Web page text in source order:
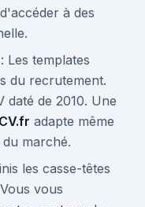
à des
: Les templates
du recrutement.
daté de 2010. Une
adapte même
marché.
les casse-têtes
vous